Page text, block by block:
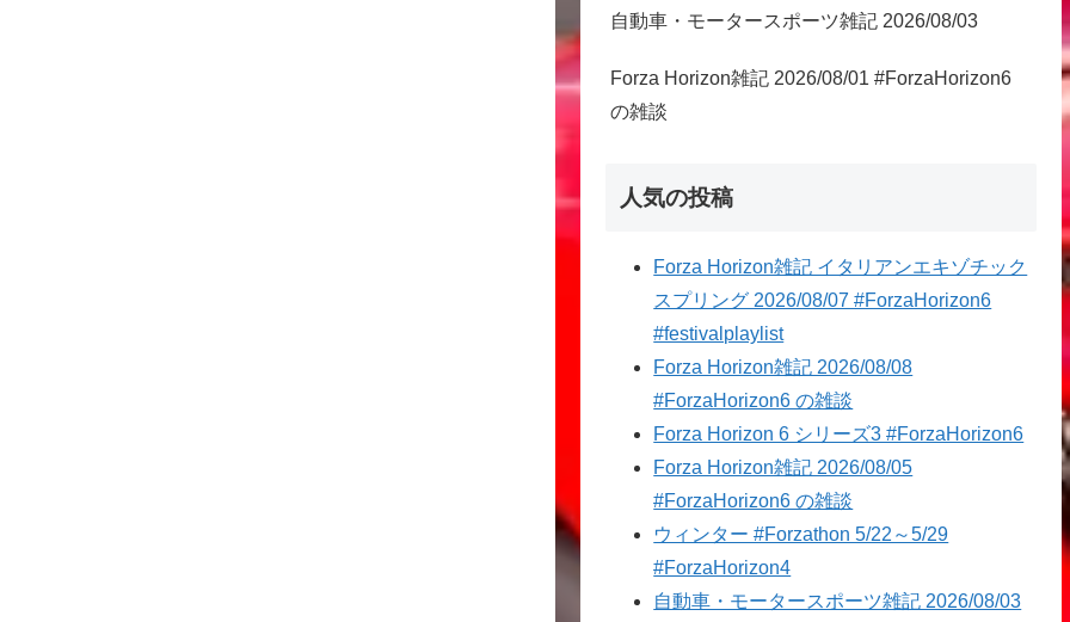
自動車・モータースポーツ雑記 2026/08/03
Forza Horizon雑記 2026/08/01 #ForzaHorizon6
の雑談
人気の投稿
Forza Horizon雑記 イタリアンエキゾチック
スプリング 2026/08/07 #ForzaHorizon6
#festivalplaylist
Forza Horizon雑記 2026/08/08
#ForzaHorizon6 の雑談
Forza Horizon 6 シリーズ3 #ForzaHorizon6
Forza Horizon雑記 2026/08/05
#ForzaHorizon6 の雑談
ウィンター #Forzathon 5/22～5/29
#ForzaHorizon4
自動車・モータースポーツ雑記 2026/08/03